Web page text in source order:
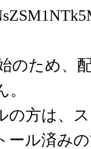
のため、
方は、
ール済み